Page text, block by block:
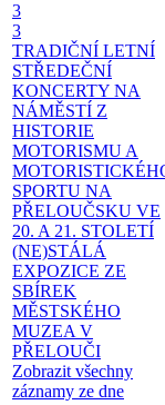
3
3
TRADIČNÍ LETNÍ
STŘEDEČNÍ
KONCERTY NA
NÁMĚSTÍ Z
HISTORIE
MOTORISMU A
SPORTU NA
PŘELOUČSKU VE
20. A 21. STOLETÍ
(NE)STÁLÁ
EXPOZICE ZE
SBÍREK
MĚSTSKÉHO
MUZEA V
PŘELOUČI
Zobrazit všechny
záznamy ze dne